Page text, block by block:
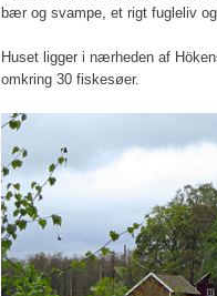
bær og svampe, et rigt fugleliv
Huset ligger i nærheden af
omkring 30 fiskesøer.